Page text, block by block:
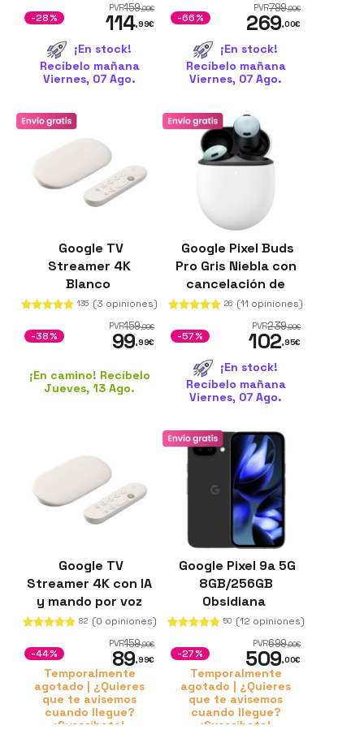
PVR159,99€
114,99€
-28%
¡En stock!
Recíbelo mañana
Viernes, 07 Ago.
PVR799,00€
269,00€
-66%
¡En stock!
Recíbelo mañana
Viernes, 07 Ago.
Google TV
Streamer 4K
Blanco
135 (3 opiniones)
PVR159,99€
99,99€
-38%
¡En camino! Recíbelo
Jueves, 13 Ago.
Google Pixel Buds
Pro Gris Niebla con
cancelación de
ruido (ANC)
26 (11 opiniones)
PVR239,00€
102,95€
-57%
¡En stock!
Recíbelo mañana
Viernes, 07 Ago.
Google TV
Streamer 4K con IA
y mando por voz
Porcelana
82 (0 opiniones)
PVR159,99€
89,99€
-44%
Temporalmente
agotado | ¿Quieres
que te avisemos
cuando llegue?
¡Suscríbete!
Google Pixel 9a 5G
8GB/256GB
Obsidiana
50 (12 opiniones)
PVR699,00€
509,00€
-27%
Temporalmente
agotado | ¿Quieres
que te avisemos
cuando llegue?
¡Suscríbete!